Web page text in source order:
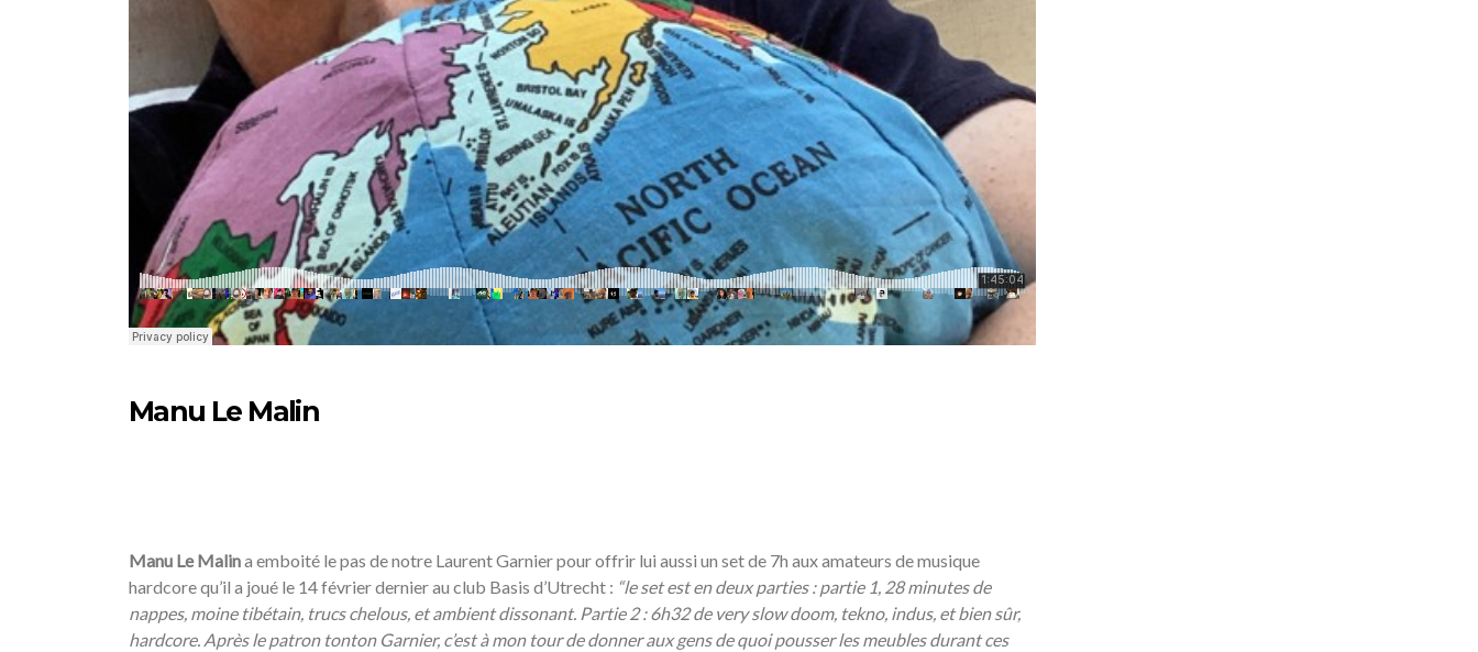
Manu Le Malin
Manu Le Malina emboité le pas de notre Laurent Garnier pour offrir lui aussi un set de 7h aux amateurs de musique
hardcore qu’il a joué le 14 février dernier au club Basis d’Utrecht : “le set est en deux parties : partie 1, 28 minutes de
nappes, moine tibétain, trucs chelous, et ambient dissonant. Partie 2 : 6h32 de very slow doom, tekno, indus, et bien sûr,
hardcore. Après le patron tonton Garnier, c’est à mon tour de donner aux gens de quoi pousser les meubles durant ces